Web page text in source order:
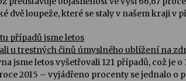
dvě loupeže, které se staly v našem kraji v
případů jsme letos
u trestných činů úmyslného ublížení na
jsme letos vyšetřovali 121 případů, což je
2015 – vyjádřeno procenty se jednalo o